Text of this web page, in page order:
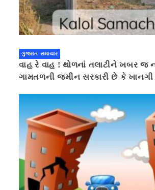
ગુજરાત સમાચાર
વાહ રે વાહ ! થોળનાં તલાટીને ખબર જ
ગામતળની જમીન સરકારી છે કે ખાનગી